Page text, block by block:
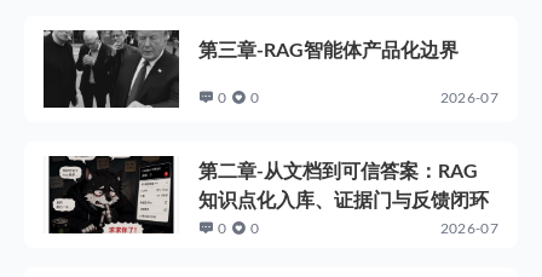
第三章-RAG智能体产品化边界
0 0 2026-07
第二章-从文档到可信答案：RAG
知识点化入库、证据门与反馈闭环
0 0 2026-07